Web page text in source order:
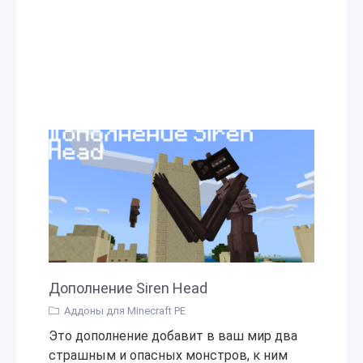
Дополнение Siren Head
Аддоны для Minecraft PE
Это дополнение добавит в ваш мир два
страшным и опасных монстров, к ним